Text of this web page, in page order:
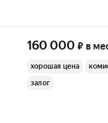
160 000 ₽ в
хорошая цена
залог